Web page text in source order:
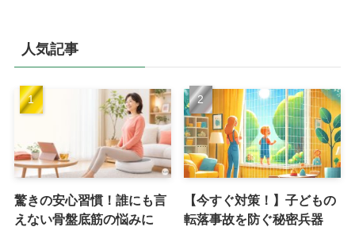
人気記事
驚きの安心習慣！誰にも言
えない骨盤底筋の悩みに
【今すぐ対策！】子どもの
転落事故を防ぐ秘密兵器